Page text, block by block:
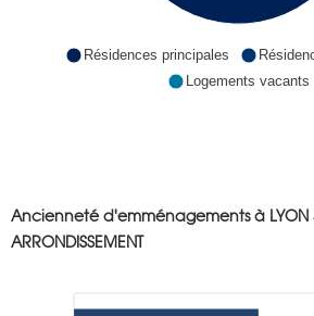
Résidences principales
Logements vacants
Ancienneté d'emménagements à LYON
ARRONDISSEMENT